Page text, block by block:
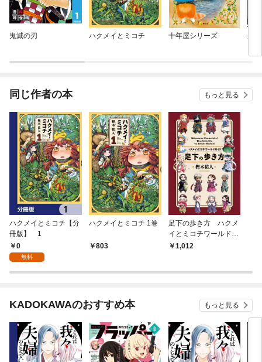
鬼滅の刃 ハクメイとミコチ 十年屋シリーズ
生
同じ作者の本 もっと見る
ハクメイとミコチ【分
冊版】 1
0
無料
ハクメイとミコチ 1巻
803
足下の歩き方 ハクメ
イとミコチワールドガ
イド1,012
KADOKAWAのおすすめ本 もっと見る